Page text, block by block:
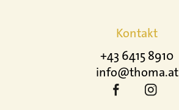
Kontakt
+43 6415 8910
info@thoma.at